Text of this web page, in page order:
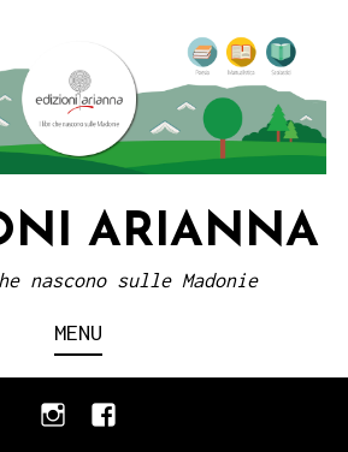
ARIANNA
nascono sulle Madonie
MENU
instagramfacebook